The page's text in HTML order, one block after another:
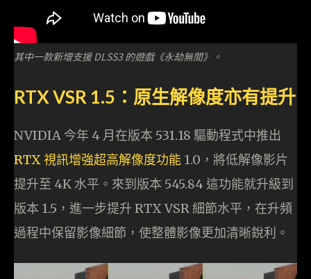
其中一款新增支援 DLSS3 的遊戲《永劫無間》。
RTX VSR 1.5：原生解像度亦有提升
NVIDIA 今年 4 月在版本 531.18 驅動程式中推出
RTX 視訊增強超高解像度功能 1.0，將低解像影片
提升至 4K 水平。來到版本 545.84 這功能就升級到
版本 1.5，進一步提升 RTX VSR 細節水平，在升頻
過程中保留影像細節，使整體影像更加清晰銳利。